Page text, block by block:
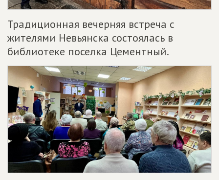
Традиционная вечерняя встреча с
жителями Невьянска состоялась в
библиотеке поселка Цементный.